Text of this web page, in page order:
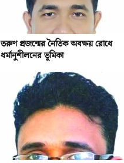
তরুণ প্রজন্মের নৈতিক অবক্ষয় রোধে
ধর্মানুশীলনের ভূমিকা